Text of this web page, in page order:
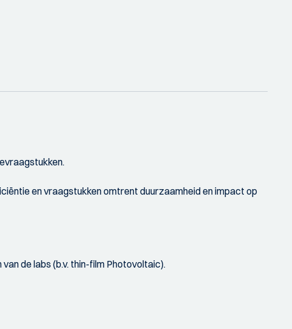
en vraagstukken omtrent duurzaamheid en impact op
de labs (b.v. thin-film Photovoltaic).